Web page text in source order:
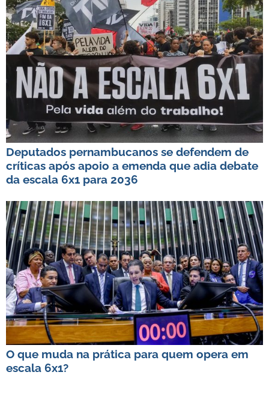
Deputados pernambucanos se defendem de
críticas após apoio a emenda que adia debate
da escala 6x1 para 2036
O que muda na prática para quem opera em
escala 6x1?